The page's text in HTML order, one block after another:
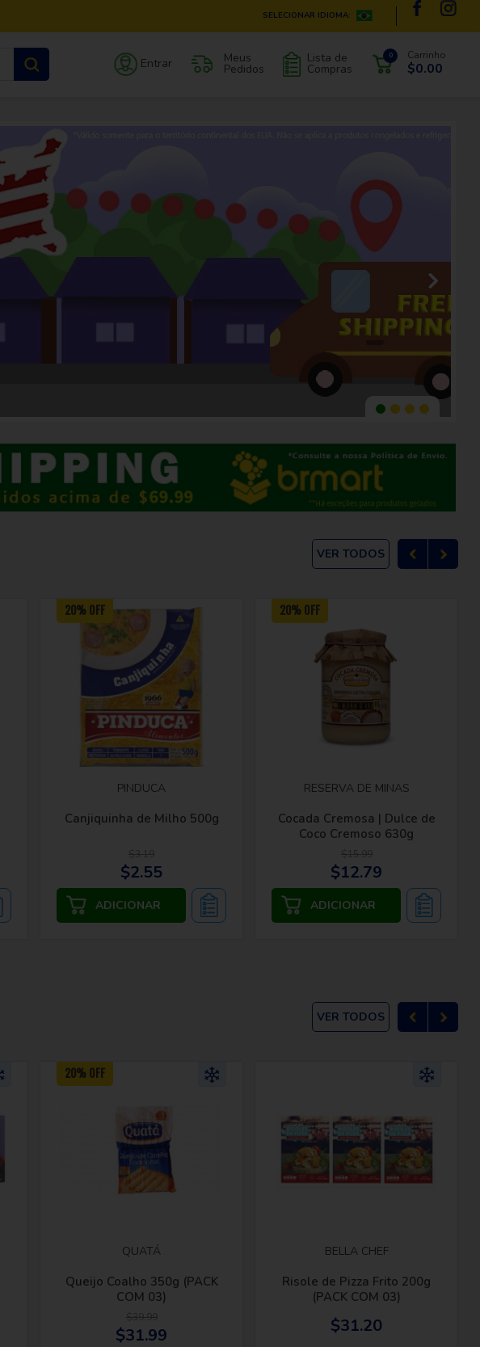
SELECIONAR IDIOMA:
Entrar Meus
Pedidos
Lista de
Compras
0 Carrinho
$0.00
VER TODOS
20% OFF
PINDUCA
Canjiquinha de Milho 500g
$2.55
20% OFF
RESERVA DE MINAS
Cocada Cremosa | Dulce de
Coco Cremoso 630g
$12.79
VER TODOS
20% OFF
QUATÁ
Queijo Coalho 350g (PACK
COM 03)
$31.99
BELLA CHEF
Risole de Pizza Frito 200g
(PACK COM 03)
$31.20